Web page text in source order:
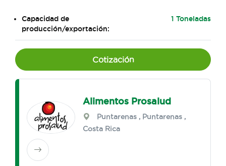
Capacidad de
producción/exportación:
1 Toneladas
Cotización
Alimentos Prosalud
Puntarenas , Puntarenas ,
Costa Rica